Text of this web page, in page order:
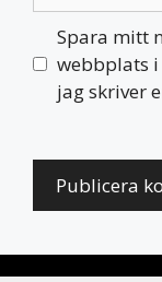
Spara mitt
webbplats
jag skriver